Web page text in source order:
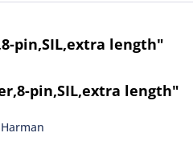
pin,SIL,extra length"
pin,SIL,extra length"